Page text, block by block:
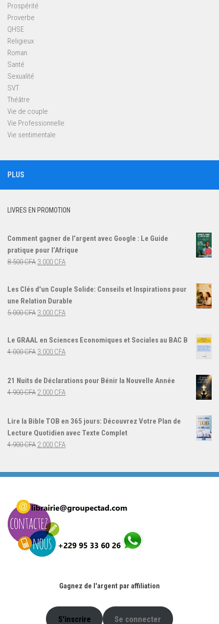
Prospérité
Proverbe
QHSE
Religieux
Roman
Santé
Sexualité
SVT
Théâtre
Vie de couple
Vie Professionnelle
Vie sentimentale
PLUS
LIVRES EN PROMOTION
Comment gagner de l’argent avec Google : Le Guide
pratique pour l’Afrique
8.500CFA Le
initial
était :
8.500 CFA.
3.000 CFALe
actuel
est :
Les Clés d'un Couple Solide: Conseils et Inspirations pour
une Relation Durable
5.000CFA Le
initial
était :
3.000 CFALe
actuel
Le GRAAL en Sciences Economiques et Sociales au BAC B
4.000CFA Le
4.000 CFA.
3.000 CFALe
3.000 CFA.
21 Nuits de Déclarations pour Bénir la Nouvelle Année
4.900CFA Le
4.900 CFA.
2.000 CFALe
Lire la Bible TOB en 365 jours: Découvrez Votre Plan de
Lecture Quotidien avec Texte Complet
4.900CFA Le
était :
2.000 CFALe
est :
Gagnez de l'argent par affiliation
S'inscrire Se connecter